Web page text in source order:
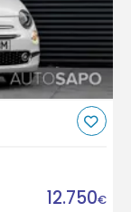
12.750€